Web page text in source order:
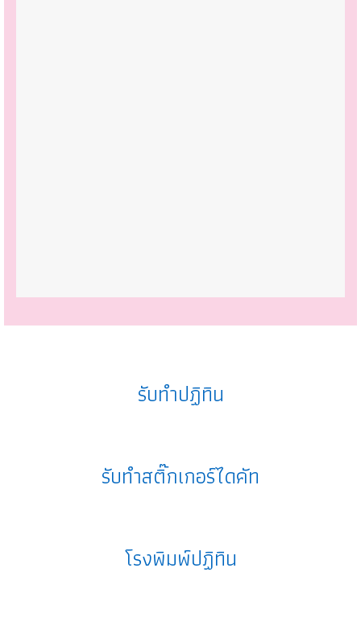
รับทำปฏิทิน
รับทำสติ๊กเกอร์ไดคัท
โรงพิมพ์ปฏิทิน